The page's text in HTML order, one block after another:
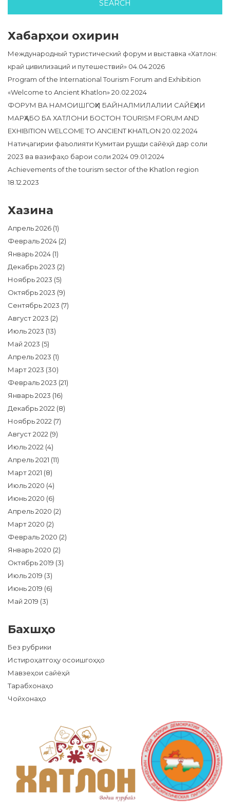
Хабарҳои охирин
Международный туристический форум и выставка «Хатлон:
край цивилизаций и путешествий» 04.04.2026
Program of the International Tourism Forum and Exhibition
«Welcome to Ancient Khatlon»20.02.2024
ФОРУМ ВА НАМОИШГОҲИ БАЙНАЛМИЛАЛИИ САЙЁҲИИ
МАРҲАБО БА ХАТЛОНИ БОСТОН TOURISM FORUM AND
EXHIBITION WELCOME TO ANCIENT KHATLON 20.02.2024
Натиҷагирии фаъолияти Кумитаи рушди сайёҳӣ дар соли
2023 ва вазифаҳо барои соли 2024 09.01.2024
Achievements of the tourism sector of the Khatlon region
18.12.2023
Хазина
Апрель 2026 (1)
Февраль 2024 (2)
Январь 2024 (1)
Декабрь 2023 (2)
Ноябрь 2023 (5)
Октябрь 2023 (9)
Сентябрь 2023 (7)
Август 2023 (2)
Июль 2023 (13)
Май 2023 (5)
Апрель 2023 (1)
Март 2023 (30)
Февраль 2023 (21)
Январь 2023 (16)
Декабрь 2022 (8)
Ноябрь 2022 (7)
Август 2022 (9)
Июль 2022 (4)
Апрель 2021 (11)
Март 2021 (8)
Июль 2020 (4)
Июнь 2020 (6)
Апрель 2020 (2)
Март 2020 (2)
Февраль 2020 (2)
Январь 2020 (2)
Октябрь 2019 (3)
Июль 2019 (3)
Июнь 2019 (6)
Май 2019 (3)
Бахшҳо
Без рубрики
Истироҳатгоҳу осоишгоҳҳо
Мавзеҳои сайёҳӣ
Тарабхонаҳо
Чойхонаҳо